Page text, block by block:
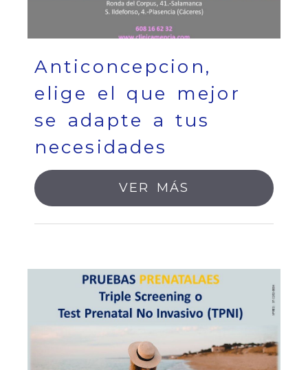
Anticoncepcion,
elige el que mejor
se adapte a tus
necesidades
VER MÁS